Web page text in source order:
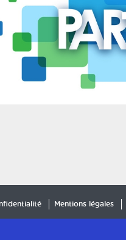
Mentions légales